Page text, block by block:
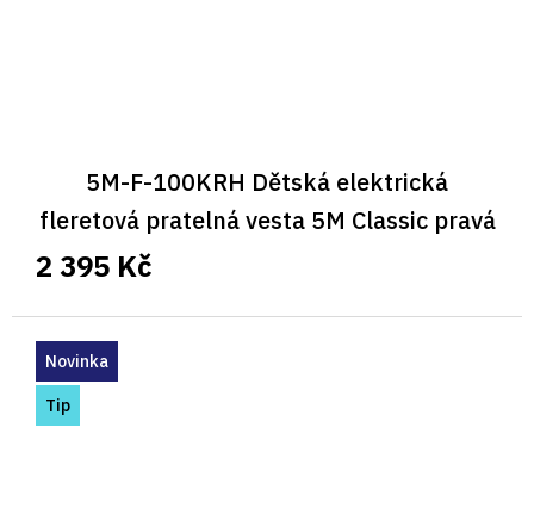
5M-F-100KRH Dětská elektrická
fleretová pratelná vesta 5M Classic pravá
2 395 Kč
Novinka
Tip